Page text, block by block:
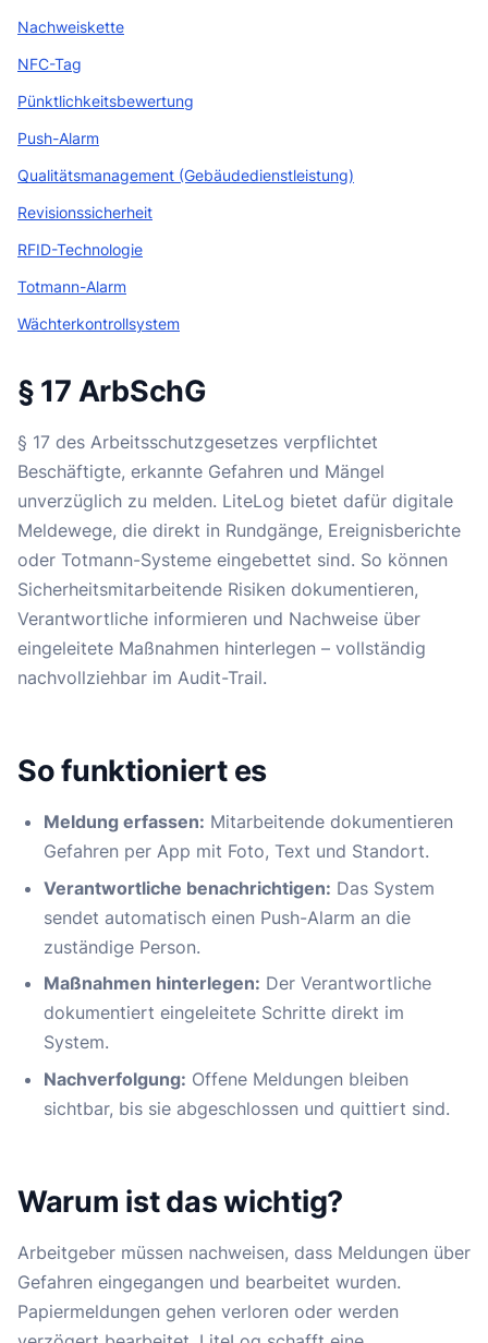
Nachweiskette
NFC-Tag
Pünktlichkeitsbewertung
Push-Alarm
Qualitätsmanagement (Gebäudedienstleistung)
Revisionssicherheit
RFID-Technologie
Totmann-Alarm
Wächterkontrollsystem
§ 17 ArbSchG
§ 17 des Arbeitsschutzgesetzes verpflichtet
Beschäftigte, erkannte Gefahren und Mängel
unverzüglich zu melden. LiteLog bietet dafür digitale
Meldewege, die direkt in Rundgänge, Ereignisberichte
oder Totmann-Systeme eingebettet sind. So können
Sicherheitsmitarbeitende Risiken dokumentieren,
Verantwortliche informieren und Nachweise über
eingeleitete Maßnahmen hinterlegen – vollständig
nachvollziehbar im Audit-Trail.
So funktioniert es
Meldung erfassen: Mitarbeitende dokumentieren
Gefahren per App mit Foto, Text und Standort.
Verantwortliche benachrichtigen: Das System
sendet automatisch einen Push-Alarm an die
zuständige Person.
Maßnahmen hinterlegen: Der Verantwortliche
dokumentiert eingeleitete Schritte direkt im
System.
Nachverfolgung: Offene Meldungen bleiben
sichtbar, bis sie abgeschlossen und quittiert sind.
Warum ist das wichtig?
Arbeitgeber müssen nachweisen, dass Meldungen über
Gefahren eingegangen und bearbeitet wurden.
Papiermeldungen gehen verloren oder werden